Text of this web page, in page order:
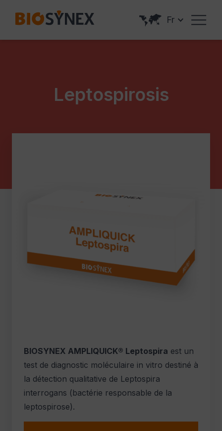
Fr
Leptospirosis
BIOSYNEX AMPLIQUICK® Leptospira est un
test de diagnostic moléculaire in vitro destiné à
la détection qualitative de Leptospira
interrogans (bactérie responsable de la
leptospirose).